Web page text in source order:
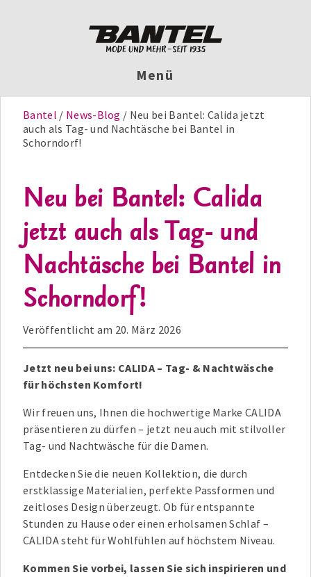
Menü
Bantel News-Blog
Neu bei Bantel: Calida jetzt
auch als Tag- und Nachtäsche bei Bantel in
Schorndorf!
Neu bei Bantel: Calida
jetzt auch als Tag- und
Nachtäsche bei Bantel in
Schorndorf!
Veröffentlicht am 20. März 2026
Jetzt neu bei uns: CALIDA – Tag- & Nachtwäsche
für höchsten Komfort!
Wir freuen uns, Ihnen die hochwertige Marke CALIDA
präsentieren zu dürfen – jetzt neu auch mit stilvoller
Tag- und Nachtwäsche für die Damen.
Entdecken Sie die neuen Kollektion, die durch
erstklassige Materialien, perfekte Passformen und
zeitloses Design überzeugt. Ob für entspannte
Stunden zu Hause oder einen erholsamen Schlaf –
CALIDA steht für Wohlfühlen auf höchstem Niveau.
Kommen Sie vorbei, lassen Sie sich inspirieren und